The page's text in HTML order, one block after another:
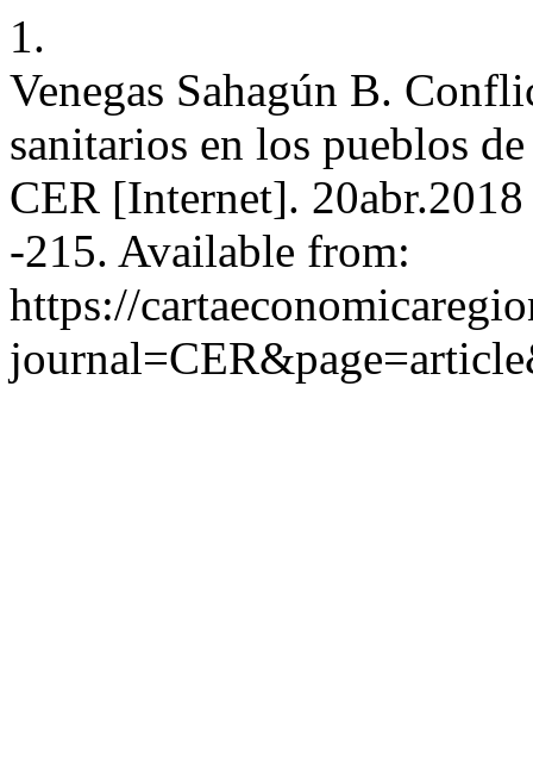
1.
Venegas Sahagún B.
sanitarios en los pueblos
CER [Internet].
-215. Available from:
https://